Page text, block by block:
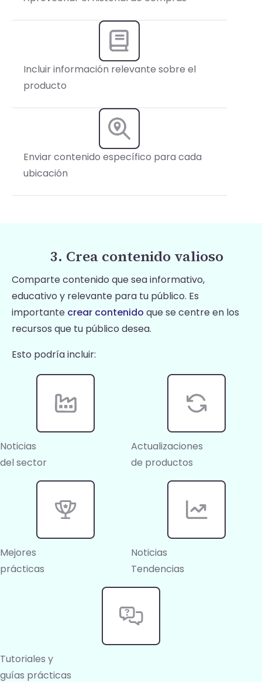
Incluir información relevante sobre el
producto
Enviar contenido específico para cada
ubicación
3. Crea contenido valioso
Comparte contenido que sea informativo,
educativo y relevante para tu público. Es
importante crear contenido que se centre en los
recursos que tu público desea.
Esto podría incluir:
Noticias
del sector
Actualizaciones
de productos
Mejores
prácticas
Noticias
Tendencias
Tutoriales y
guías prácticas